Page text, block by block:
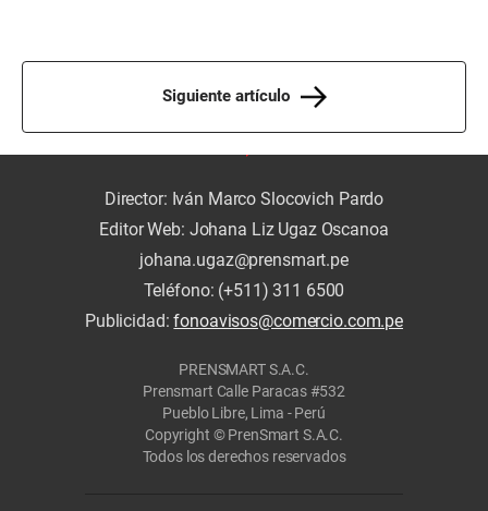
Siguiente artículo
Director: Iván Marco Slocovich Pardo
Editor Web: Johana Liz Ugaz Oscanoa
johana.ugaz@prensmart.pe
Teléfono: (+511) 311 6500
Publicidad:fonoavisos@comercio.com.pe
PRENSMART S.A.C.
Prensmart Calle Paracas #532
Pueblo Libre, Lima - Perú
Copyright © PrenSmart S.A.C.
Todos los derechos reservados